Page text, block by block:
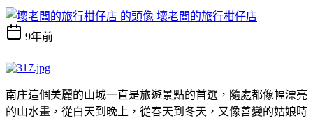
壞老闆的旅行柑仔店
9年前
南庄這個美麗的山城一直是旅遊景點的首選，隨處都像幅漂亮
的山水畫，從白天到晚上，從春天到冬天，又像善變的姑娘時